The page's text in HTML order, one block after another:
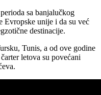
sa banjalučkog
Evropske unije i da su već
destinacije.
Tunis, a od ove godine
letova su povećani